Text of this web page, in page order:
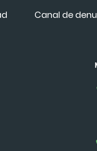
Canal de